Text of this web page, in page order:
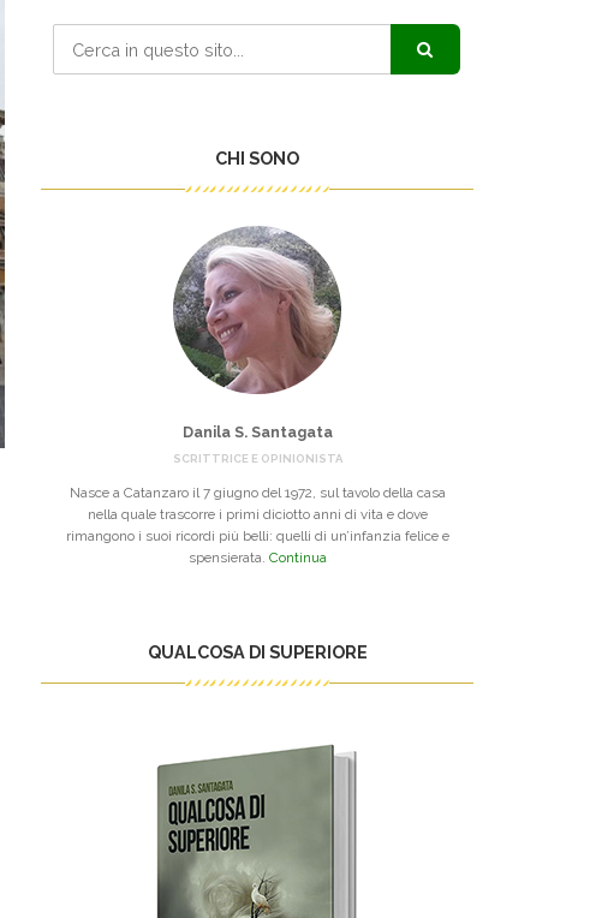
CHI SONO
Danila S. Santagata
SCRITTRICE E OPINIONISTA
Nasce a Catanzaro il 7 giugno del 1972, sul tavolo della casa
nella quale trascorre i primi diciotto anni di vita e dove
rimangono i suoi ricordi più belli: quelli di un’infanzia felice e
spensierata. Continua
QUALCOSA DI SUPERIORE